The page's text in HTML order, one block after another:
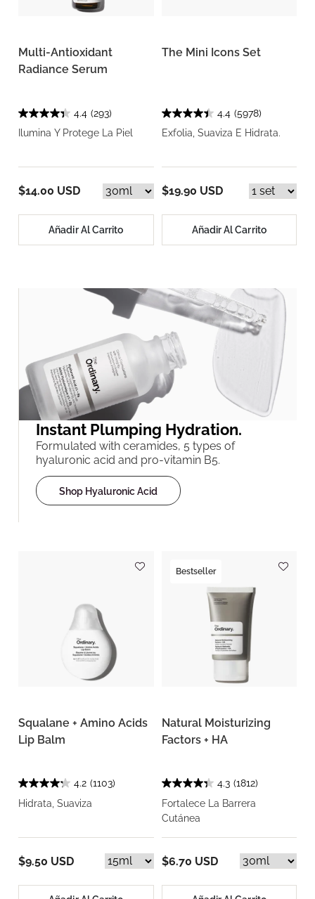
Multi-Antioxidant
Radiance Serum
4.4 (293)
Ilumina Y Protege La Piel
$14.00 USD
Añadir Al Carrito
The Mini Icons Set
4.4 (5978)
Exfolia, Suaviza E Hidrata.
$19.90 USD
Añadir Al Carrito
Instant Plumping Hydration.
Formulated with ceramides, 5 types of
hyaluronic acid and pro-vitamin B5.
Shop Hyaluronic Acid
Squalane + Amino Acids
Lip Balm
4.2 (1103)
Hidrata, Suaviza
$9.50 USD
Bestseller
Natural Moisturizing
Factors + HA
4.3 (1812)
Fortalece La Barrera
Cutánea
$6.70 USD